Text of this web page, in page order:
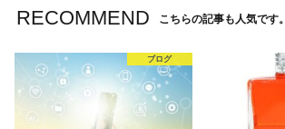
RECOMMEND こちらの記事も人気です。
ブログ